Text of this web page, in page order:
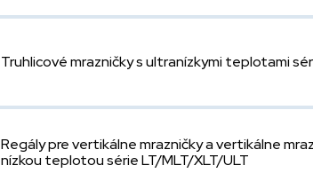
Truhlicové mrazničky s ultranízkymi teplotami
Regály pre vertikálne mrazničky a vertikálne
nízkou teplotou série LT/MLT/XLT/ULT